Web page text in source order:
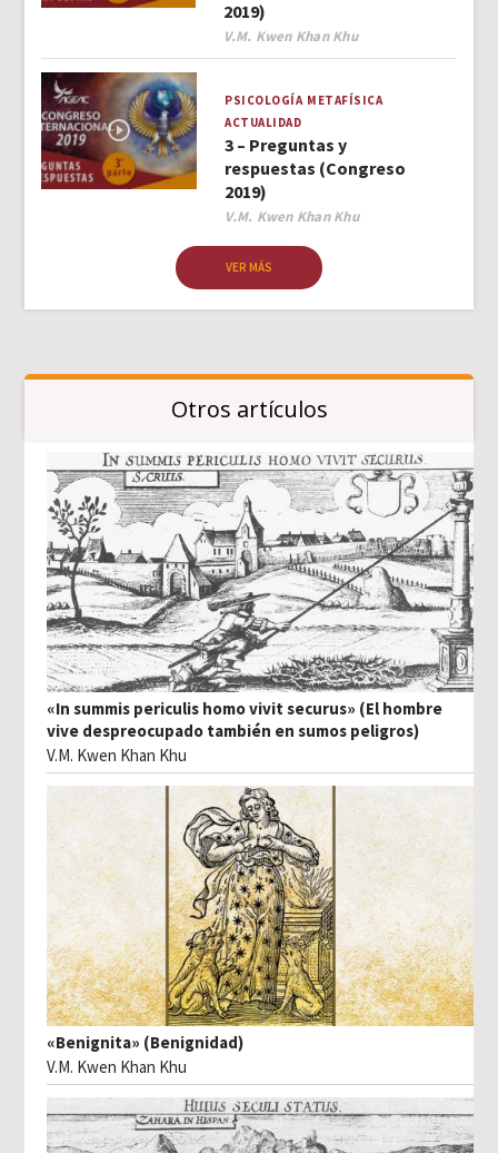
2019)
Author
V.M. Kwen Khan Khu
PSICOLOGÍA METAFÍSICA
ACTUALIDAD
3 – Preguntas y
respuestas (Congreso
2019)
Author
V.M. Kwen Khan Khu
VER MÁS
Otros artículos
«In summis periculis homo vivit securus» (El hombre
vive despreocupado también en sumos peligros)
V.M. Kwen Khan Khu
«Benignita» (Benignidad)
V.M. Kwen Khan Khu